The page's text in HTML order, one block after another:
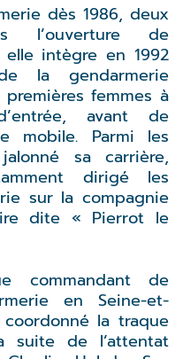
dès 1986, deux
l’ouverture de
elle intègre en 1992
la gendarmerie
femmes à
avant de
mobile. Parmi les
sa carrière,
dirigé les
sur la compagnie
dite « Pierrot le
commandant de
en Seine-et-
la traque
suite de l’attentat